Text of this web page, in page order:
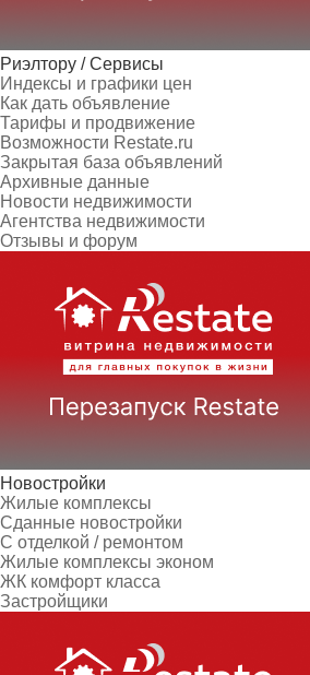
Риэлтору / Сервисы
Индексы и графики цен
Как дать объявление
Тарифы и продвижение
Возможности Restate.ru
Закрытая база объявлений
Архивные данные
Новости недвижимости
Агентства недвижимости
Отзывы и форум
Новостройки
Жилые комплексы
Сданные новостройки
С отделкой / ремонтом
Жилые комплексы эконом
ЖК комфорт класса
Застройщики